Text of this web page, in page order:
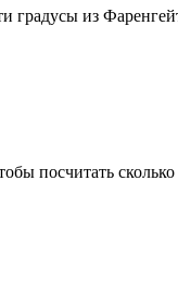
градусы из
посчитать